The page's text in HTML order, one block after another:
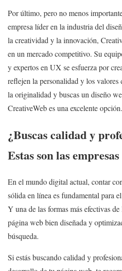
Por último, pero no menos
empresa líder en la industria del
la creatividad y la innovación,
en un mercado competitivo. Su
y expertos en UX se esfuerza por
reflejen la personalidad y los valores
la originalidad y buscas un diseño
CreativeWeb es una excelente opción.
¿Buscas calidad y
Estas son las
En el mundo digital actual, contar
sólida en línea es fundamental para
Y una de las formas más efectivas
página web bien diseñada y
búsqueda.
Si estás buscando calidad y